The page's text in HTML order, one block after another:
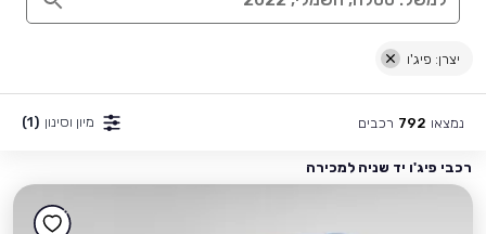
יצרן: פיג'ו
נמצאו 792 רכבים מיון וסינון (1)
רכבי פיג'ו יד שניה למכירה